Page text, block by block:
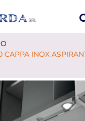
CAPPA INOX